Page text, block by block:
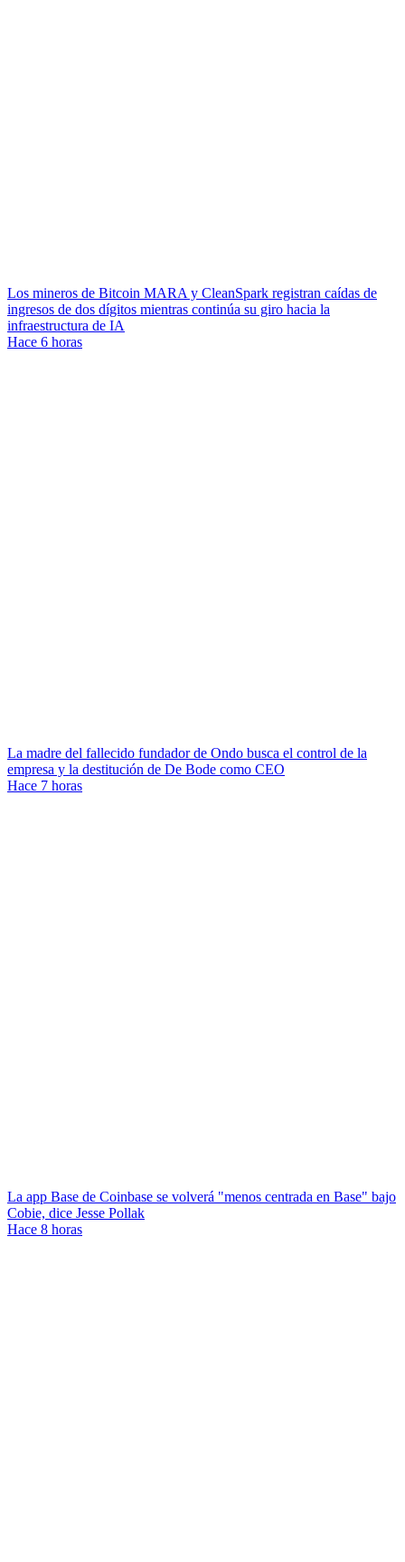
Los mineros de Bitcoin MARA y CleanSpark registran caídas de
ingresos de dos dígitos mientras continúa su giro hacia la
infraestructura de IA
Hace 6 horas
La madre del fallecido fundador de Ondo busca el control de la
empresa y la destitución de De Bode como CEO
Hace 7 horas
La app Base de Coinbase se volverá "menos centrada en Base" bajo
Cobie, dice Jesse Pollak
Hace 8 horas